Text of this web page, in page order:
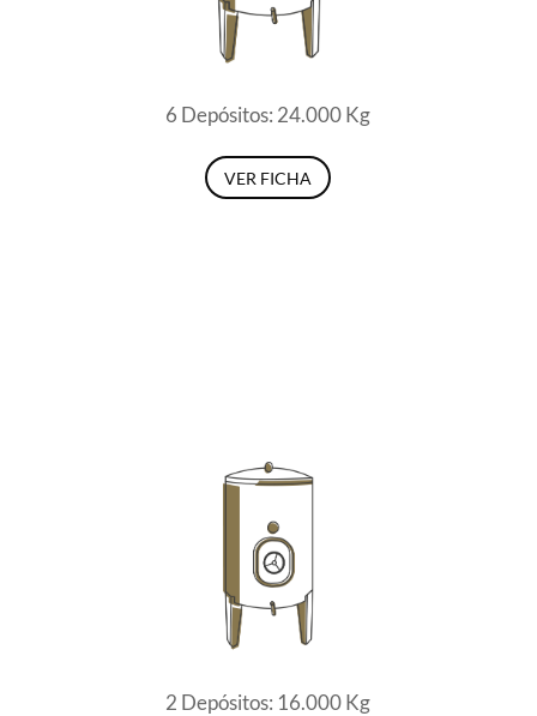
6 Depósitos: 24.000 Kg
VER FICHA
2 Depósitos: 16.000 Kg